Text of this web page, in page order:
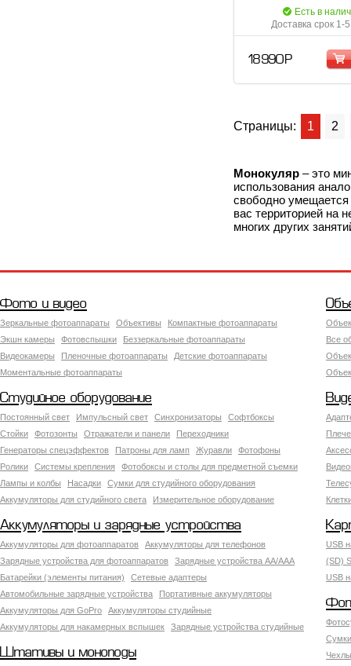
Есть в
Доставка срок 1-
18 990 Р
Страницы: 1 2
Монокуляр – это
использования
свободно
вас территорией на
многих других
Фото и видео
Зеркальные фотоаппараты Объективы
Компактные фотоаппараты
Экшн камеры
Фотовспышки
Беззеркальные фотоаппараты
Видеокамеры
Пленочные фотоаппараты
Детские фотоаппараты
Моментальные фотоаппараты
Все
Студийное оборудование
Постоянный свет Импульсный свет Синхронизаторы
Софтбоксы
Стойки
Фотозонты Отражатели и панели
Переходники
Генераторы спецэффектов
Патроны для ламп Журавли
Фотофоны
Ролики
Системы крепления
Фотобоксы и столы для предметной съемки
Лампы и колбы
Насадки
Сумки для студийного оборудования
Аккумуляторы для студийного света
Измерительное оборудование
Аккумуляторы и зарядные устройства
Аккумуляторы для фотоаппаратов
Аккумуляторы для телефонов
Зарядные устройства для фотоаппаратов
Зарядные устройства AA/AAA
Батарейки (элементы питания)
Сетевые адаптеры
Автомобильные зарядные устройства
Портативные аккумуляторы
Аккумуляторы для GoPro
Аккумуляторы студийные
Аккумуляторы для накамерных вспышек
Зарядные устройства студийные
USB
(SD)
USB
Штативы и моноподы